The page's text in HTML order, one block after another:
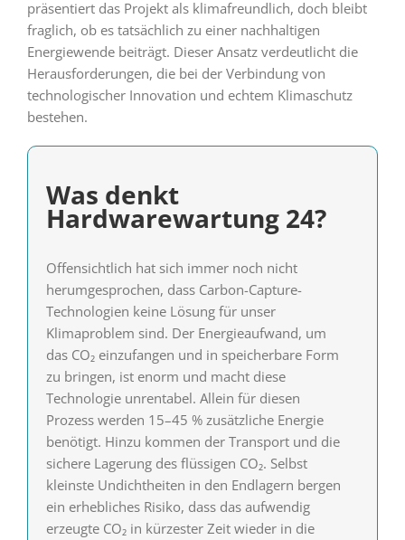
präsentiert das Projekt als klimafreundlich, doch bleibt
fraglich, ob es tatsächlich zu einer nachhaltigen
Energiewende beiträgt. Dieser Ansatz verdeutlicht die
Herausforderungen, die bei der Verbindung von
technologischer Innovation und echtem Klimaschutz
bestehen.
Was denkt
Hardwarewartung 24?
Offensichtlich hat sich immer noch nicht
herumgesprochen, dass Carbon-Capture-
Technologien keine Lösung für unser
Klimaproblem sind. Der Energieaufwand, um
das CO₂ einzufangen und in speicherbare Form
zu bringen, ist enorm und macht diese
Technologie unrentabel. Allein für diesen
Prozess werden 15–45 % zusätzliche Energie
benötigt. Hinzu kommen der Transport und die
sichere Lagerung des flüssigen CO₂. Selbst
kleinste Undichtheiten in den Endlagern bergen
ein erhebliches Risiko, dass das aufwendig
erzeugte CO₂ in kürzester Zeit wieder in die